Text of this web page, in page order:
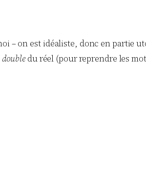
– on est idéaliste, donc en partie
doubledu réel (pour reprendre les